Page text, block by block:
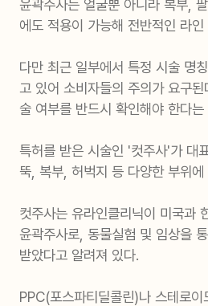
윤곽주사는 얼굴뿐 아니라 복부,
에도 적용이 가능해 전반적인 라
다만 최근 일부에서 특정 시술 명
고 있어 소비자들의 주의가 요구
술 여부를 반드시 확인해야 한다는
특허를 받은 시술인 '컷주사'가 대
뚝, 복부, 허벅지 등 다양한 부위에
컷주사는 유라인클리닉이 미국과
윤곽주사로, 동물실험 및 임상을
받았다고 알려져 있다.
PPC(포스파티딜콜린)나 스테로